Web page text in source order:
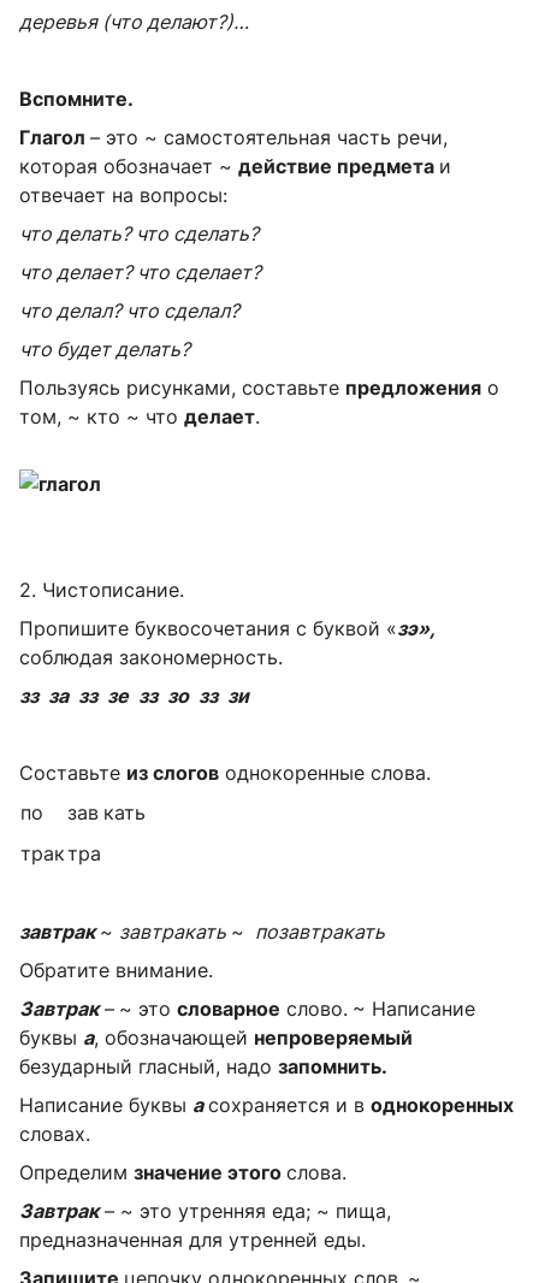
деревья (что делают?)…
Вспомните.
Глагол – это ~ самостоятельная часть речи,
которая обозначает ~ действие предмета и
отвечает на вопросы:
что делать? что сделать?
что делает? что сделает?
что делал? что сделал?
что будет делать?
Пользуясь рисунками, составьте предложения о
том, ~ кто ~ что делает.
2. Чистописание.
Пропишите буквосочетания с буквой «зэ»,
соблюдая закономерность.
зз за зз зе зз зо зз зи
Составьте из слогов однокоренные слова.
по
зав кать
трактра
завтрак ~ завтракать ~ позавтракать
Обратите внимание.
Завтрак– ~ это словарное слово. ~ Написание
буквы а, обозначающей непроверяемый
безударный гласный, надо запомнить.
Написание буквы асохраняется и в однокоренных
словах.
Определим значение этого слова.
Завтрак– ~ это утренняя еда; ~ пища,
предназначенная для утренней еды.
Запишите цепочку однокоренных слов. ~